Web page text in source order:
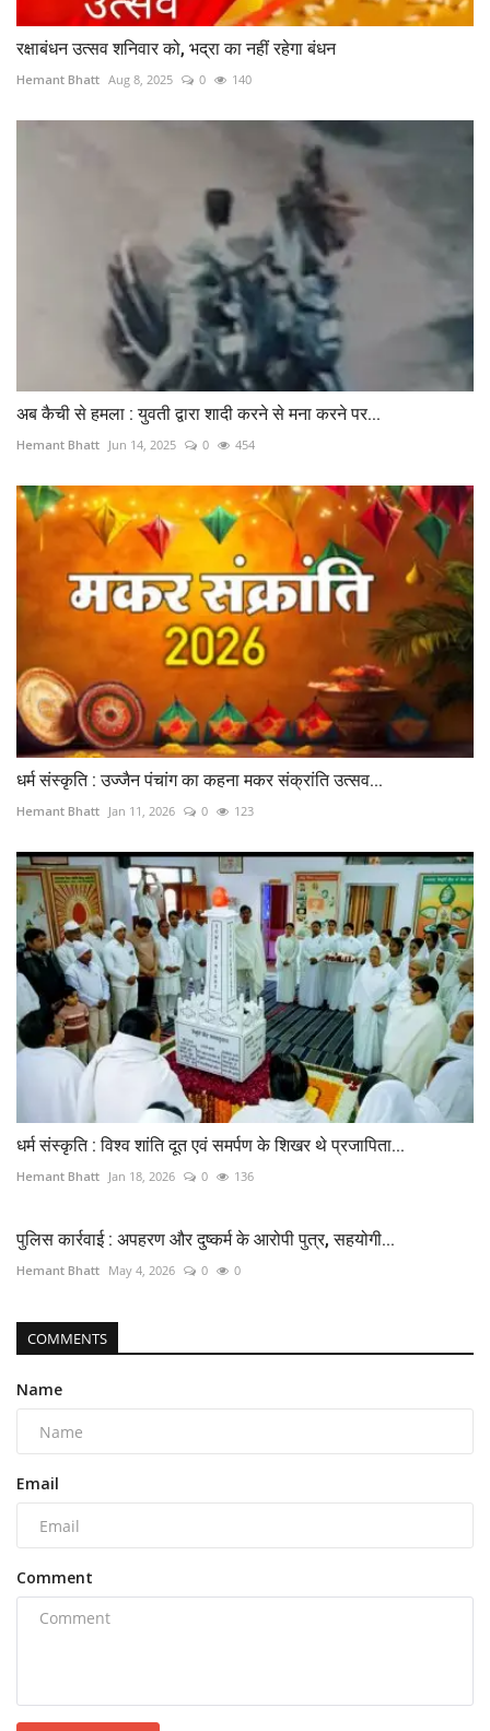
रक्षाबंधन उत्सव शनिवार को, भद्रा का नहीं रहेगा बंधन
Hemant Bhatt Aug 8, 2025 0 140
अब कैची से हमला : युवती द्वारा शादी करने से मना करने पर...
Hemant Bhatt Jun 14, 2025 0 454
धर्म संस्कृति : उज्जैन पंचांग का कहना मकर संक्रांति उत्सव...
Hemant Bhatt Jan 11, 2026 0 123
धर्म संस्कृति : विश्व शांति दूत एवं समर्पण के शिखर थे प्रजापिता...
Hemant Bhatt Jan 18, 2026 0 136
पुलिस कार्रवाई : अपहरण और दुष्कर्म के आरोपी पुत्र, सहयोगी...
Hemant Bhatt May 4, 2026 0 0
COMMENTS
Name
Email
Comment